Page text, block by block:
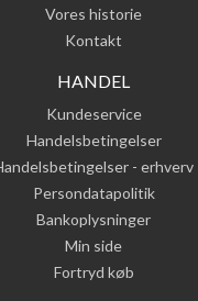
Vores historie
Kontakt
HANDEL
Kundeservice
Handelsbetingelser
- erhverv
Persondatapolitik
Bankoplysninger
Min side
Fortryd køb